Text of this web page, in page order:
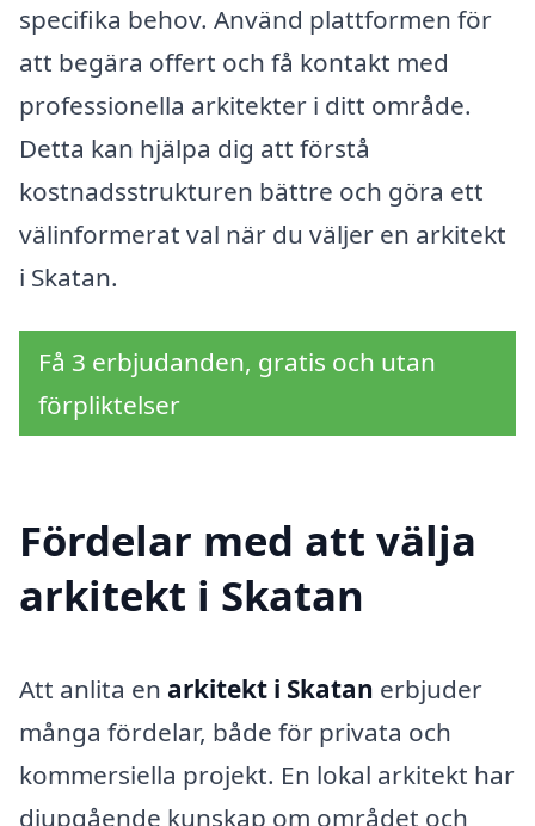
specifika behov. Använd plattformen för
att begära offert och få kontakt med
professionella arkitekter i ditt område.
Detta kan hjälpa dig att förstå
kostnadsstrukturen bättre och göra ett
välinformerat val när du väljer en arkitekt
i Skatan.
Få 3 erbjudanden, gratis och utan
förpliktelser
Fördelar med att välja
arkitekt i Skatan
Att anlita en arkitekt i Skatan erbjuder
många fördelar, både för privata och
kommersiella projekt. En lokal arkitekt har
djupgående kunskap om området och